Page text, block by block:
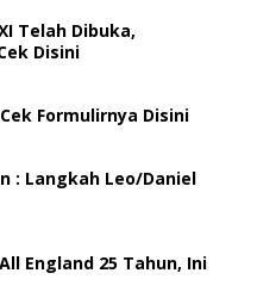
Telah Dibuka,
Disini
Formulirnya Disini
: Langkah Leo/Daniel
England 25 Tahun, Ini